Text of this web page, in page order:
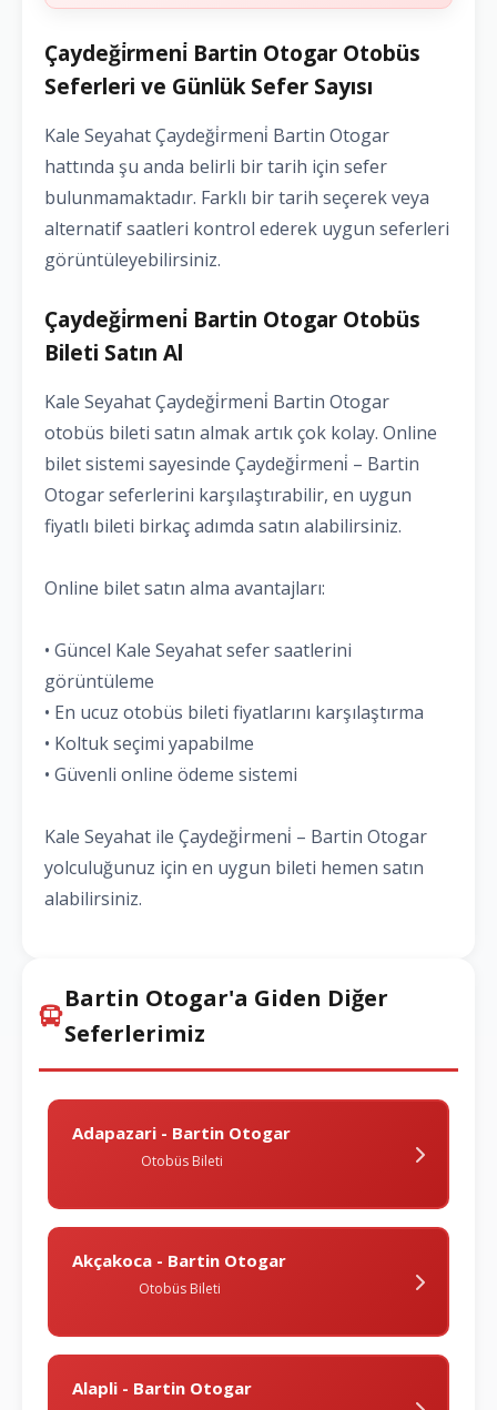
Çaydeği̇rmeni̇ Bartin Otogar Otobüs
Seferleri ve Günlük Sefer Sayısı
Kale Seyahat Çaydeği̇rmeni̇ Bartin Otogar
hattında şu anda belirli bir tarih için sefer
bulunmamaktadır. Farklı bir tarih seçerek veya
alternatif saatleri kontrol ederek uygun seferleri
görüntüleyebilirsiniz.
Çaydeği̇rmeni̇ Bartin Otogar Otobüs
Bileti Satın Al
Kale Seyahat Çaydeği̇rmeni̇ Bartin Otogar
otobüs bileti satın almak artık çok kolay. Online
bilet sistemi sayesinde Çaydeği̇rmeni̇ – Bartin
Otogar seferlerini karşılaştırabilir, en uygun
fiyatlı bileti birkaç adımda satın alabilirsiniz.
Online bilet satın alma avantajları:
• Güncel Kale Seyahat sefer saatlerini
görüntüleme
• En ucuz otobüs bileti fiyatlarını karşılaştırma
• Koltuk seçimi yapabilme
• Güvenli online ödeme sistemi
Kale Seyahat ile Çaydeği̇rmeni̇ – Bartin Otogar
yolculuğunuz için en uygun bileti hemen satın
alabilirsiniz.
Bartin Otogar'a Giden Diğer
Seferlerimiz
Adapazari - Bartin Otogar
Otobüs Bileti
Akçakoca - Bartin Otogar
Otobüs Bileti
Alapli - Bartin Otogar